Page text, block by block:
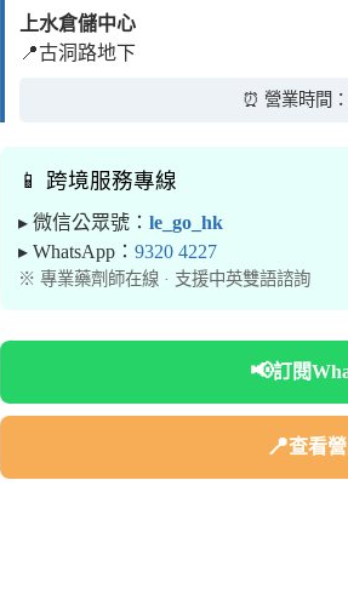
上水倉儲中心
📍古洞路地下
⏰ 營業時間
📱 跨境服務專線
▸ 微信公眾號： le_go_hk
▸ WhatsApp： 9320 4227
※ 專業藥劑師在線 · 支援中英雙語諮詢
📢訂閱
📍查看